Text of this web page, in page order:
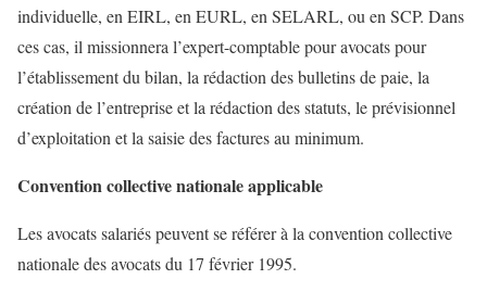
individuelle, en EIRL, en EURL, en SELARL, ou en SCP. Dans
ces cas, il missionnera l’expert-comptable pour avocats pour
l’établissement du bilan, la rédaction des bulletins de paie, la
création de l’entreprise et la rédaction des statuts, le prévisionnel
d’exploitation et la saisie des factures au minimum.
Convention collective nationale applicable
Les avocats salariés peuvent se référer à la convention collective
nationale des avocats du 17 février 1995.